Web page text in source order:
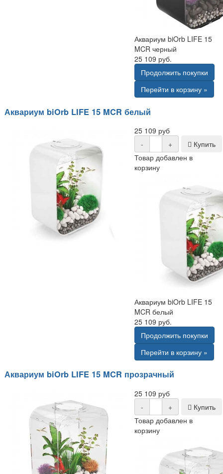
Аквариум biOrb LIFE 15
MCR черный
25 109 руб.
Продолжить покупки
Перейти в корзину »
Аквариум biOrb LIFE 15 MCR белый
25 109 руб
-
+
Купить
Товар добавлен в
корзину
Аквариум biOrb LIFE 15
MCR белый
25 109 руб.
Продолжить покупки
Перейти в корзину »
Аквариум biOrb LIFE 15 MCR прозрачный
25 109 руб
-
+
Купить
Товар добавлен в
корзину